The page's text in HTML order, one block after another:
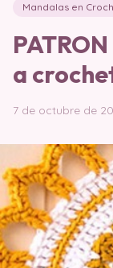
Mandalas en
a
7 de octubre de